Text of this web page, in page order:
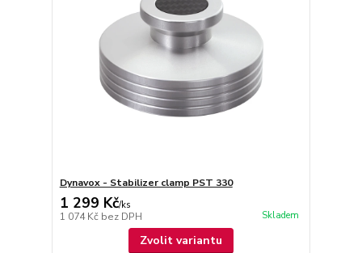
Dynavox - Stabilizer clamp PST 330
1 299 Kč/ks
1 074 Kč bez DPH Skladem
Zvolit variantu